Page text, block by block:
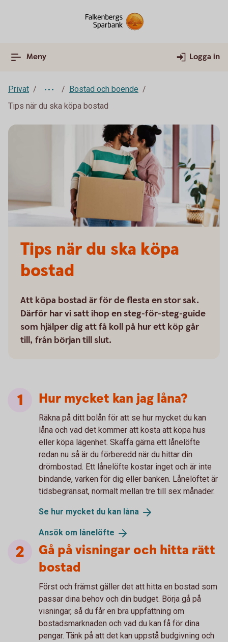
Meny Logga in
Privat
Bostad och boende
Tips när du ska köpa bostad
Tips när du ska köpa
bostad
Att köpa bostad är för de flesta en stor sak.
Därför har vi satt ihop en steg-för-steg-guide
som hjälper dig att få koll på hur ett köp går
till, från början till slut.
Hur mycket kan jag låna?
Räkna på ditt bolån för att se hur mycket du kan
låna och vad det kommer att kosta att köpa hus
eller köpa lägenhet. Skaffa gärna ett lånelöfte
redan nu så är du förberedd när du hittar din
drömbostad. Ett lånelöfte kostar inget och är inte
bindande, varken för dig eller banken. Lånelöftet är
tidsbegränsat, normalt mellan tre till sex månader.
Se hur mycket du kan låna
Ansök om lånelöfte
Gå på visningar och hitta rätt
bostad
Först och främst gäller det att hitta en bostad som
passar dina behov och din budget. Börja gå på
visningar, så du får en bra uppfattning om
bostadsmarknaden och vad du kan få för dina
pengar. Tänk på att det kan uppstå budgivning och